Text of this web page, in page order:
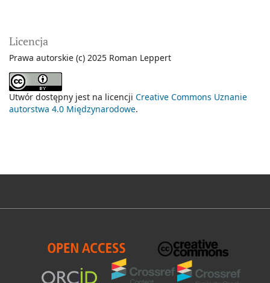
Licencja
Prawa autorskie (c) 2025 Roman Leppert
Utwór dostępny jest na licencji Creative Commons Uznanie
autorstwa 4.0 Międzynarodowe.